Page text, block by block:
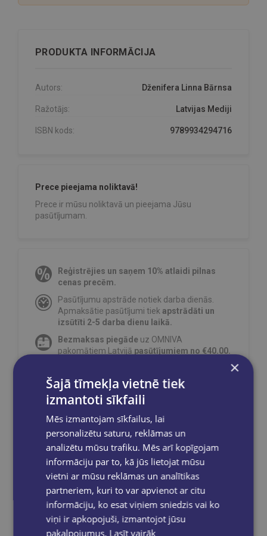
PRODUKTA INFORMĀCIJA
Autors: Dženifera Linna Bārnsa
Ražotājs: Latvijas Mediji
ISBN kods: 9789934294716
Prece pieejama noliktavā!
Prece ir mūsu noliktavā un pieejama Jūsu
pasūtījumam.
Reģistrējies un saņem 10% atlaidi pilnas
cenas precēm.
Pasūtījumu apstrāde notiek darba dienās.
Apmaksātie pasūtījumi tiekapstrādāti un
izsūtīti 2-5 darba dienu laikā.
Bezmaksas piegāde uz OMNIVA
pakomātiem Latvijā pasūtījumiem no €40.00.
grāmatnīcā 1-5 darba dienu laikā, kad
pasūtījums būs gatavs saņemšanai, saņemsi
e-pastu un/ vai SMS.
Dalies sociālajos tīklos:
×
Šajā tīmekļa vietnē tiek
izmantoti sīkfaili
Mēs izmantojam sīkfailus, lai
personalizētu saturu, reklāmas un
analizētu mūsu trafiku. Mēs arī kopīgojam
informāciju par to, kā jūs lietojat mūsu
vietni ar mūsu reklāmas un analītikas
partneriem, kuri to var apvienot ar citu
informāciju, ko esat viņiem sniedzis vai ko
viņi ir apkopojuši, izmantojot jūsu
pakalpojumus. Lasīt vairāk